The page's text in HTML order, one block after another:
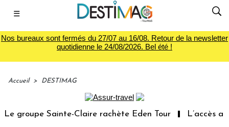
☰
Nos bureaux sont fermés du 27/07 au 16/08. Retour de la newsletter
quotidienne le 24/08/2026. Bel été !
Accueil > DESTIMAG
groupe Sainte-Claire rachète Eden Tour L’accès